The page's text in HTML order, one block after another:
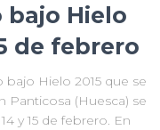
bajo Hielo
de febrero
bajo Hielo 2015 que se
Panticosa (Huesca) se
y 15 de febrero. En